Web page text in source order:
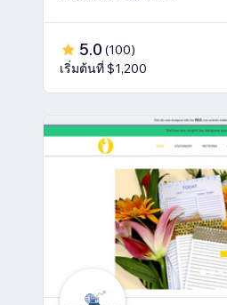
5.0 (100)
เริ่มต้นที่ $1,200